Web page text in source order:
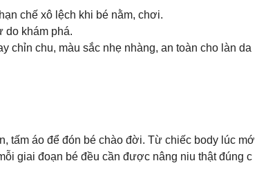
chế xô lệch khi bé nằm, chơi.
do khám phá.
chỉn chu, màu sắc nhẹ nhàng, an toàn cho làn da
tấm áo để đón bé chào đời. Từ chiếc body lúc mớ
giai đoạn bé đều cần được nâng niu thật đúng c